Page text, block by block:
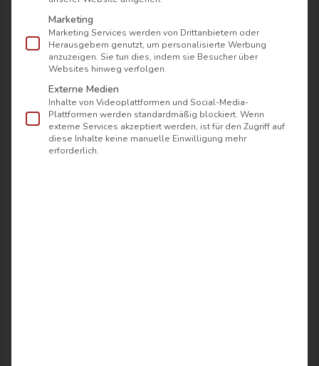
Senden
Noch Fragen?
Ruf uns an! Unsere Berater helfen Dir gerne und
erklären Dir die Möglichkeiten für Tausch,
Marketing
Marketing Services werden von Drittanbietern oder
Herausgebern genutzt, um personalisierte Werbung
anzuzeigen. Sie tun dies, indem sie Besucher über
Websites hinweg verfolgen.
Externe Medien
Inhalte von Videoplattformen und Social-Media-
Plattformen werden standardmäßig blockiert. Wenn
externe Services akzeptiert werden, ist für den Zugriff auf
diese Inhalte keine manuelle Einwilligung mehr
erforderlich.